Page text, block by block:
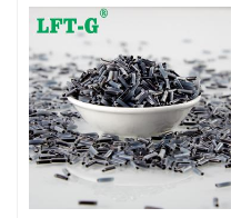
PP mit höherer Zähigkeit
und Festigkeit